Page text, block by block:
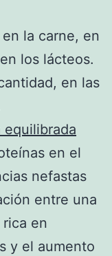
la carne, en
los lácteos.
en las
equilibrada
en el
nefastas
entre una
en
y el aumento